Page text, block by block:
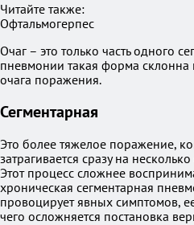
Читайте также:
Офтальмогерпес
Очаг – это только часть одного
пневмонии такая форма
очага поражения.
Сегментарная
Это более тяжелое поражение,
затрагивается сразу на
Этот процесс сложнее
хроническая сегментарная
провоцирует явных симптомов,
чего осложняется постановка